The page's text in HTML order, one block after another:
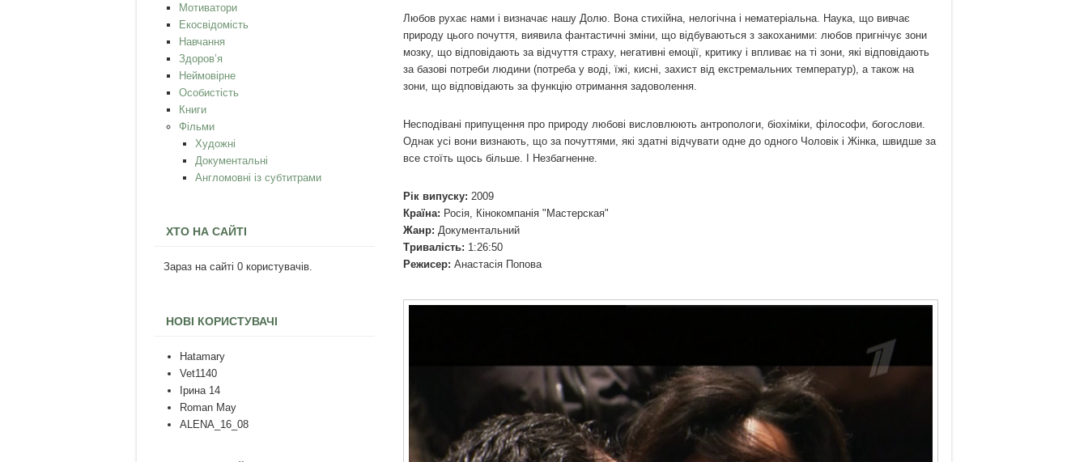
Любов рухає нами і визначає нашу Долю. Вона стихійна, нелогічна і нематеріальна. Наука, що вивчає
природу цього почуття, виявила фантастичні зміни, що відбуваються з закоханими: любов пригнічує зони
мозку, що відповідають за відчуття страху, негативні емоції, критику і впливає на ті зони, які відповідають
за базові потреби людини (потреба у воді, їжі, кисні, захист від екстремальних температур), а також на
зони, що відповідають за функцію отримання задоволення.
Несподівані припущення про природу любові висловлюють антропологи, біохіміки, філософи, богослови.
Однак усі вони визнають, що за почуттями, які здатні відчувати одне до одного Чоловік і Жінка, швидше за
все стоїть щось більше. І Незбагненне.
Рік випуску: 2009
Країна: Росія, Кінокомпанія "Мастерская"
Жанр: Документальний
Тривалість: 1:26:50
Режисер: Анастасія Попова
Мотиватори
Екосвідомість
Навчання
Здоров’я
Неймовірне
Особистість
Книги
Фільми
Художні
Документальні
Англомовні із субтитрами
ХТО НА САЙТІ
Зараз на сайті 0 користувачів.
НОВІ КОРИСТУВАЧІ
Hatamary
Vet1140
Ірина 14
Roman May
ALENA_16_08